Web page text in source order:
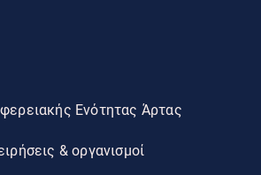
Ενότητας Άρτας
& οργανισμοί